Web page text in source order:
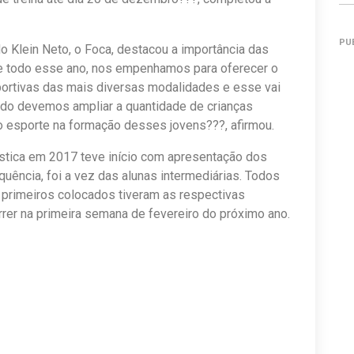
Klein Neto, o Foca, destacou a importância das
esse ano, nos empenhamos para oferecer o
das mais diversas modalidades e esse vai
devemos ampliar a quantidade de crianças
na formação desses jovens???, afirmou.
em 2017 teve início com apresentação dos
foi a vez das alunas intermediárias. Todos
colocados tiveram as respectivas
na primeira semana de fevereiro do próximo ano.